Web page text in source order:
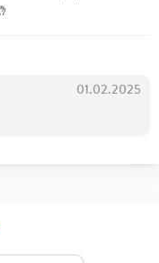
01.02.2025